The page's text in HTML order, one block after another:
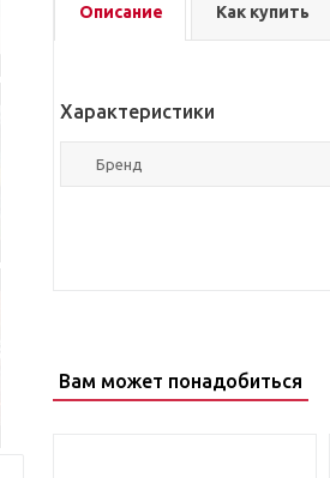
Описание Как купить
Характеристики
Бренд
Вам может понадобиться